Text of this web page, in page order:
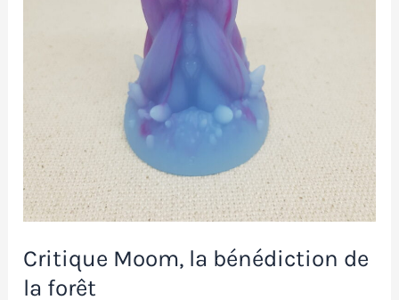
Critique Moom, la bénédiction de
la forêt